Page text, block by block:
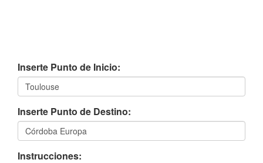
Inserte Punto de Inicio:
Inserte Punto de Destino:
Instrucciones: